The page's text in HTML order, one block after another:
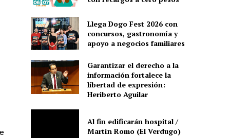
Llega Dogo Fest 2026 con
concursos, gastronomía y
apoyo a negocios familiares
Garantizar el derecho a la
información fortalece la
libertad de expresión:
Heriberto Aguilar
Al fin edificarán hospital /
Martín Romo (El Verdugo)